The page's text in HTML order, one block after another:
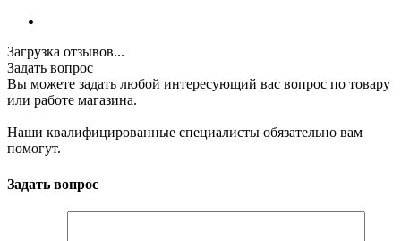
Загрузка отзывов...
Задать вопрос
Вы можете задать любой интересующий вас вопрос по товару
или работе магазина.
Наши квалифицированные специалисты обязательно вам
помогут.
Задать вопрос